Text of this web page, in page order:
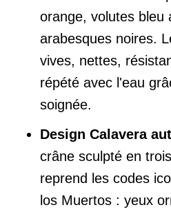
orange, volutes bleu
arabesques noires.
vives, nettes,
répété avec l'eau
soignée.
Design Calavera
crâne sculpté en
reprend les codes
los Muertos : yeux